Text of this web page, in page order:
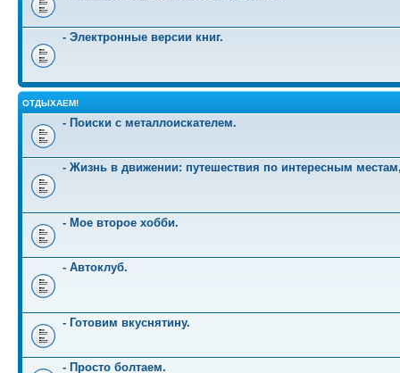
- Электронные версии книг.
ОТДЫХАЕМ!
- Поиски с металлоискателем.
- Жизнь в движении: путешествия по интересным
- Мое второе хобби.
- Автоклуб.
- Готовим вкуснятину.
- Просто болтаем.